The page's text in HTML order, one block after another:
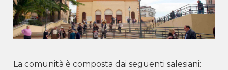
La comunità è composta dai seguenti salesiani: